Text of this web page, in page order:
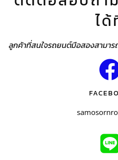
ได้
ลูกค้าที่สนใจรถยนต์มือสองสามา